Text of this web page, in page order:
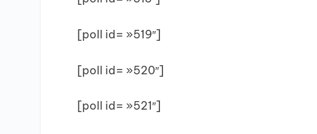
[poll id= »519″]
[poll id= »520″]
[poll id= »521″]